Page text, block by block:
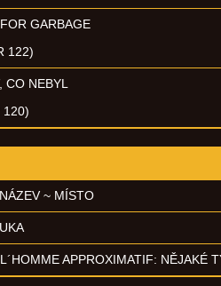
GARBAGE
122)
NEBYL
120)
~ MÍSTO
APPROXIMATIF: NĚJAKÉ